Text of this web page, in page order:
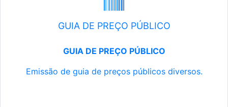
GUIA DE PREÇO PÚBLICO
GUIA DE PREÇO PÚBLICO
Emissão de guia de preços públicos diversos.